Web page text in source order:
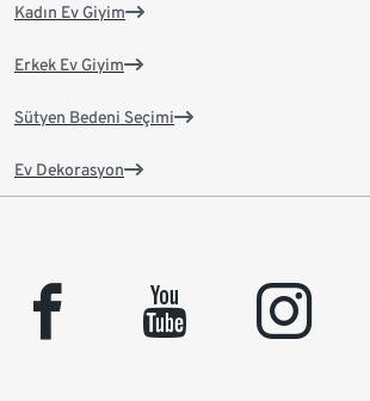
Kadın Ev Giyim
Erkek Ev Giyim
Sütyen Bedeni Seçimi
Ev Dekorasyon
facebook youtube instagram